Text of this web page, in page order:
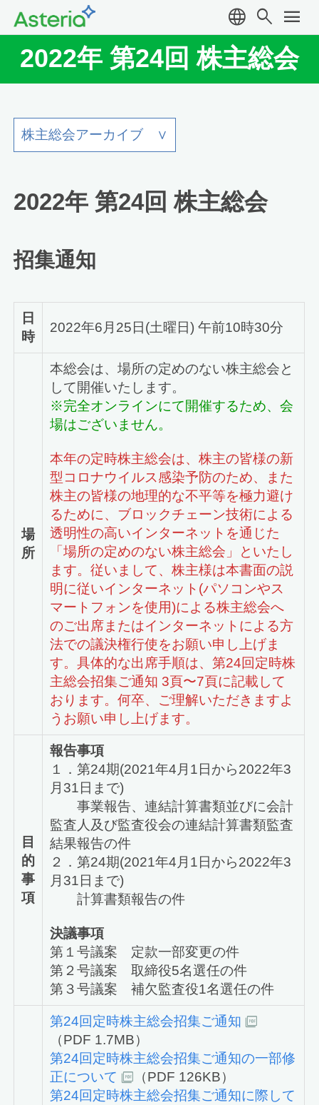
language search menu
2022年 第24回 株主総会
2022年 第24回 株主総会
招集通知
日
時
2022年6月25日(土曜日) 午前10時30分
場
所
本総会は、場所の定めのない株主総会と
して開催いたします。
※完全オンラインにて開催するため、会
場はございません。
本年の定時株主総会は、株主の皆様の新
型コロナウイルス感染予防のため、また
株主の皆様の地理的な不平等を極力避け
るために、ブロックチェーン技術による
透明性の高いインターネットを通じた
「場所の定めのない株主総会」といたし
ます。従いまして、株主様は本書面の説
明に従いインターネット(パソコンやス
マートフォンを使用)による株主総会へ
のご出席またはインターネットによる方
法での議決権行使をお願い申し上げま
す。具体的な出席手順は、第24回定時株
主総会招集ご通知 3頁〜7頁に記載して
おります。何卒、ご理解いただきますよ
うお願い申し上げます。
目
的
事
項
報告事項
１．第24期(2021年4月1日から2022年3
月31日まで)
事業報告、連結計算書類並びに会計
監査人及び監査役会の連結計算書類監査
結果報告の件
２．第24期(2021年4月1日から2022年3
月31日まで)
計算書類報告の件
決議事項
第１号議案 定款一部変更の件
第２号議案 取締役5名選任の件
第３号議案 補欠監査役1名選任の件
第24回定時株主総会招集ご通知
（PDF 1.7MB）
第24回定時株主総会招集ご通知の一部修
正について
（PDF 126KB）
第24回定時株主総会招集ご通知に際して